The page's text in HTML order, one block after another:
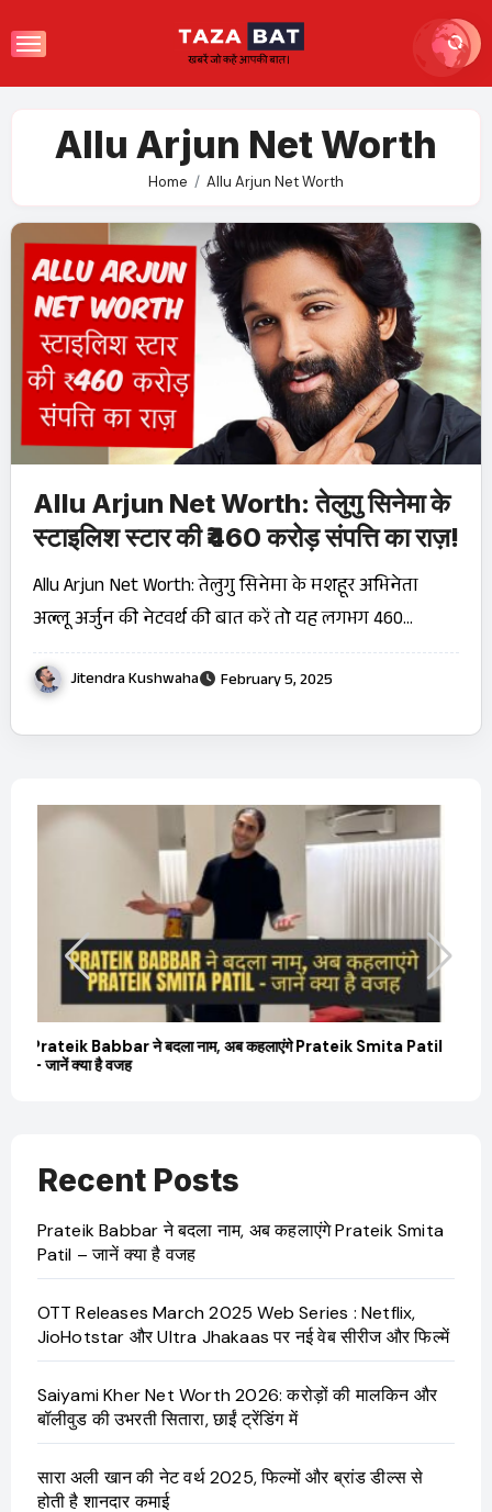
to
Allu Arjun Net Worth
Home Allu Arjun Net Worth
Allu Arjun Net Worth: तेलुगु सिनेमा के
स्टाइलिश स्टार की ₹460 करोड़ संपत्ति का राज़!
Allu Arjun Net Worth: तेलुगु सिनेमा के मशहूर अभिनेता
अल्लू अर्जुन की नेटवर्थ की बात करें तो यह लगभग 460…
Jitendra Kushwaha February 5, 2025
OTT Releases March 2025 Web Series : Netflix,
JioHotstar और Ultra Jhakaas पर नई वेब सीरीज और फिल्में
Recent Posts
Prateik Babbar ने बदला नाम, अब कहलाएंगे Prateik Smita
Patil – जानें क्या है वजह
OTT Releases March 2025 Web Series : Netflix,
JioHotstar और Ultra Jhakaas पर नई वेब सीरीज और फिल्में
Saiyami Kher Net Worth 2026: करोड़ों की मालकिन और
बॉलीवुड की उभरती सितारा, छाईं ट्रेंडिंग में
सारा अली खान की नेट वर्थ 2025, फिल्मों और ब्रांड डील्स से
होती है शानदार कमाई